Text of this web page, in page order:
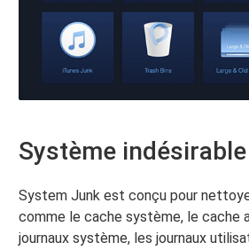
Système indésirable
System Junk est conçu pour
comme le cache système, le cache
journaux système, les journaux